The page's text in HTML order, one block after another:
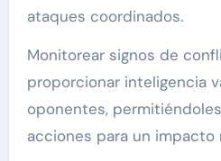
ataques coordinados.
Monitorear signos de
proporcionar inteligencia
oponentes,
acciones para un impacto